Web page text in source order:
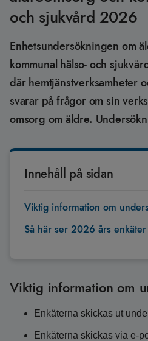
och sjukvård 2026
Enhetsundersökningen om
kommunal hälso- och
där hemtjänstverksamheter
svarar på frågor om sin
omsorg om äldre.
Innehåll på sidan
Viktig information om
Så här ser 2026 års
Viktig information om
Enkäterna skickas ut
Enkäterna skickas via e-